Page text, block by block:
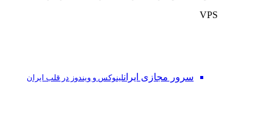
VPS
سرور مجازی ایرانلینوکس و ویندوز در قلب ایران